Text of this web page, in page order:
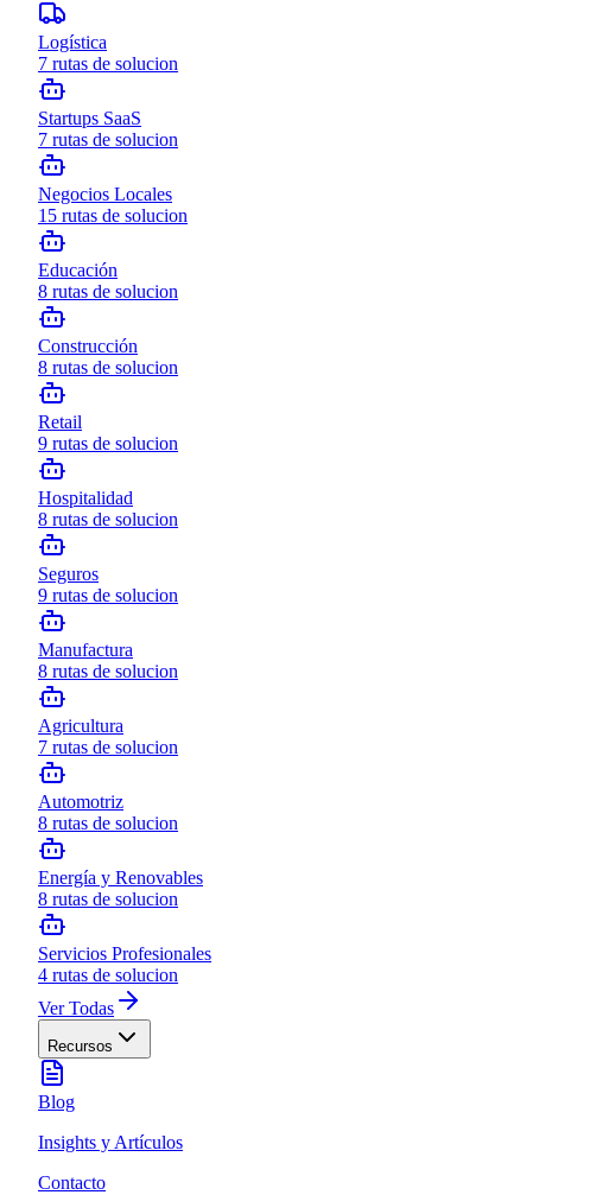
Logística
7 rutas de solucion
Startups SaaS
7 rutas de solucion
Negocios Locales
15 rutas de solucion
Educación
8 rutas de solucion
Construcción
8 rutas de solucion
Retail
9 rutas de solucion
Hospitalidad
8 rutas de solucion
Seguros
9 rutas de solucion
Manufactura
8 rutas de solucion
Agricultura
7 rutas de solucion
Automotriz
8 rutas de solucion
Energía y Renovables
8 rutas de solucion
Servicios Profesionales
4 rutas de solucion
Ver Todas
Recursos
Blog
Insights y Artículos
Contacto